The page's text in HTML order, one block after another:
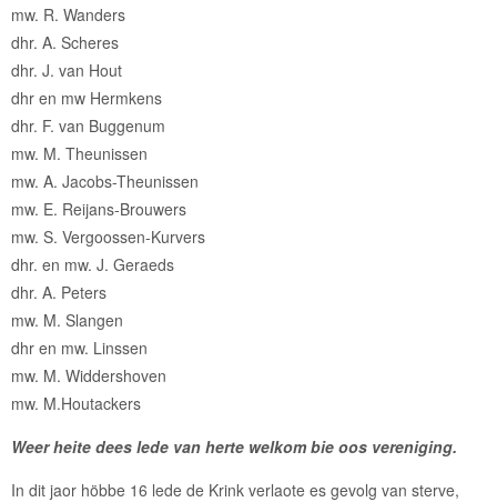
mw. R. Wanders
dhr. A. Scheres
dhr. J. van Hout
dhr en mw Hermkens
dhr. F. van Buggenum
mw. M. Theunissen
mw. A. Jacobs-Theunissen
mw. E. Reijans-Brouwers
mw. S. Vergoossen-Kurvers
dhr. en mw. J. Geraeds
dhr. A. Peters
mw. M. Slangen
dhr en mw. Linssen
mw. M. Widdershoven
mw. M.Houtackers
Weer heite dees lede van herte welkom bie oos vereniging.
In dit jaor höbbe 16 lede de Krink verlaote es gevolg van sterve,